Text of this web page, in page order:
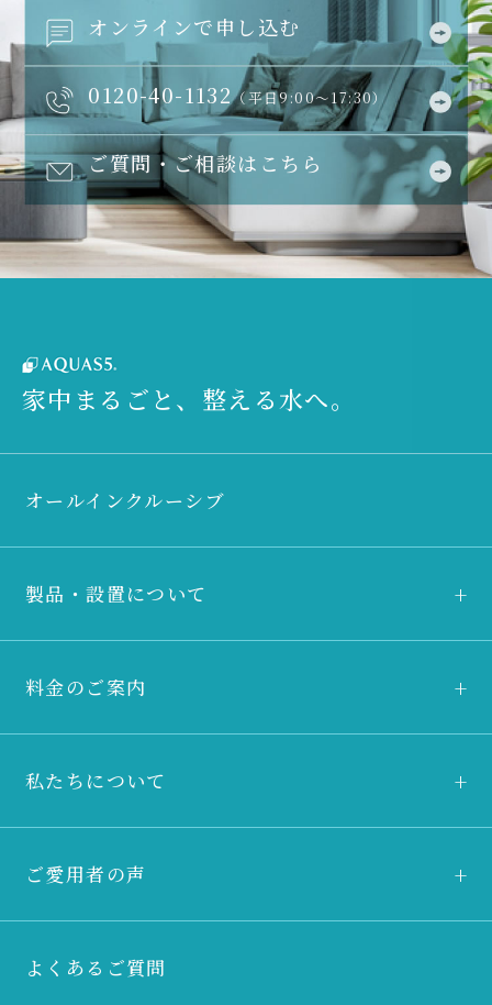
オンラインで申し込む
0120-40-1132（平日9:00～17:30）
ご質問・ご相談はこちら
家中まるごと、整える水へ。
オールインクルーシブ
製品・設置について
料金のご案内
私たちについて
ご愛用者の声
よくあるご質問